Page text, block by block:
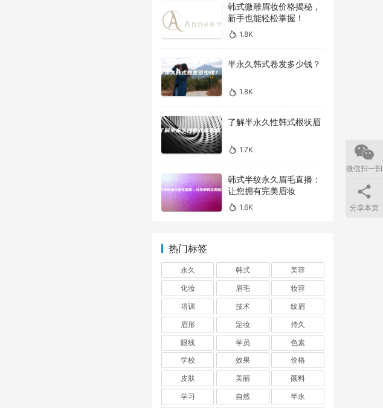
韩式微雕眉妆价格揭秘，
新手也能轻松掌握！
1.8K
半永久韩式卷发多少钱？
1.8K
了解半永久性韩式根状眉
1.7K
韩式半纹永久眉毛直播：
让您拥有完美眉妆
1.6K
热门标签
永久 韩式
美容
化妆
眉毛
妆容
培训
技术
纹眉
眉形
定妆
持久
眼线
学员
色素
学校
效果
价格
皮肤
美丽
颜料
学习
自然 半永
微信扫一扫
分享本页